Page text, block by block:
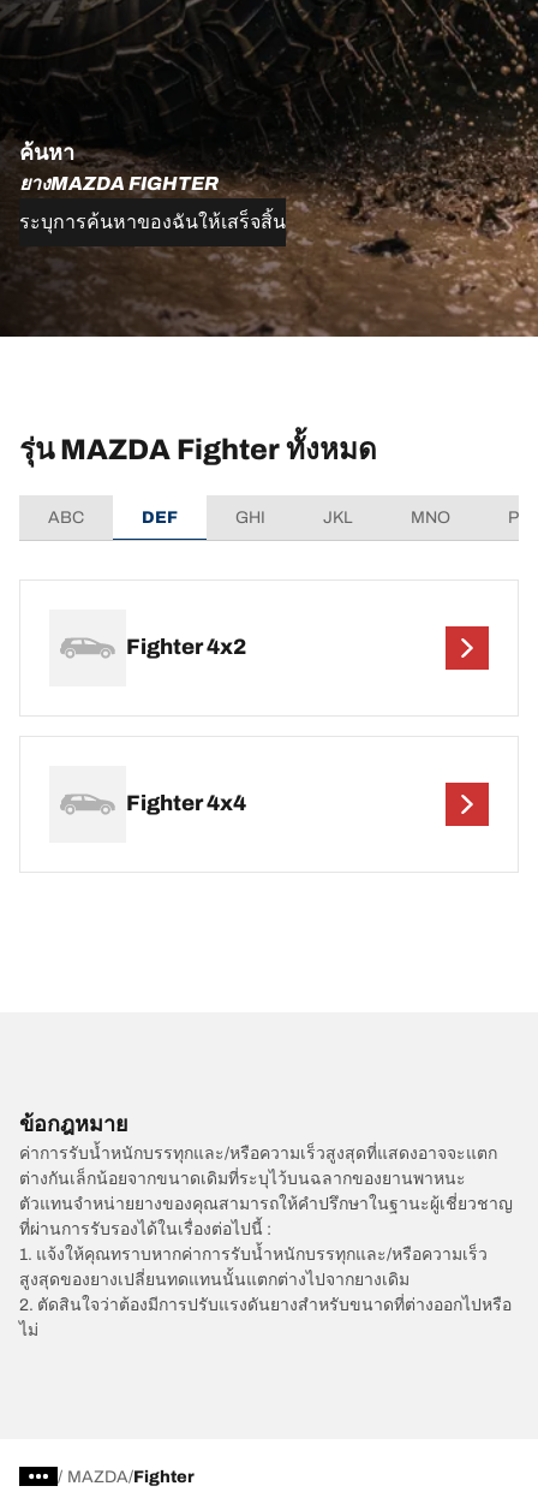
ค้นหา
ยางMAZDA FIGHTER
ระบุการค้นหาของฉันให้เสร็จสิ้น
รุ่น MAZDA Fighter ทั้งหมด
ABC DEF GHI JKL MNO
Fighter 4x2
Fighter 4x4
ข้อกฎหมาย
ค่าการรับน้ำหนักบรรทุกและ/หรือความเร็วสูงสุดที่แสดงอาจจะแตก
ต่างกันเล็กน้อยจากขนาดเดิมที่ระบุไว้บนฉลากของยานพาหนะ
ตัวแทนจำหน่ายยางของคุณสามารถให้คำปรึกษาในฐานะผู้เชี่ยวชาญ
ที่ผ่านการรับรองได้ในเรื่องต่อไปนี้ :
1. แจ้งให้คุณทราบหากค่าการรับน้ำหนักบรรทุกและ/หรือความเร็ว
สูงสุดของยางเปลี่ยนทดแทนนั้นแตกต่างไปจากยางเดิม
2. ตัดสินใจว่าต้องมีการปรับแรงดันยางสำหรับขนาดที่ต่างออกไปหรือ
ไม่
/ MAZDA Fighter